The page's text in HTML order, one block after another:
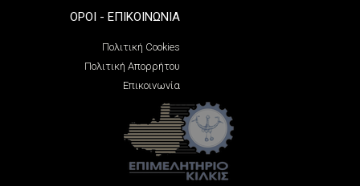
ΌΡΟΙ - ΕΠΙΚΟΙΝΩΝΊΑ
Πολιτική Cookies
Πολιτική Απορρήτου
Επικοινωνία